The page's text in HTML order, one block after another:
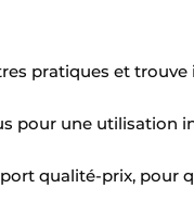
pratiques et
pour une utilisation
qualité-prix, pour